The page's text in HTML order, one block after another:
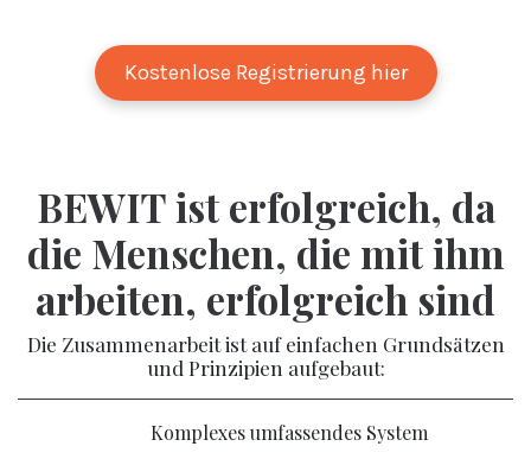
Kostenlose Registrierung hier
BEWIT ist erfolgreich, da
die Menschen, die mit ihm
arbeiten, erfolgreich sind
Die Zusammenarbeit ist auf einfachen Grundsätzen
und Prinzipien aufgebaut:
Komplexes umfassendes System